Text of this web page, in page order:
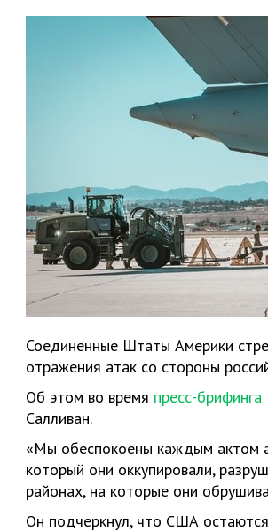
Соединенные Штаты Америки
отражения атак со стороны
Об этом во время пресс-брифинга
Салливан.
«Мы обеспокоены каждым актом
который они оккупировали,
районах, на которые они
Он подчеркнул, что США